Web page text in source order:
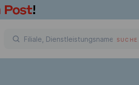
SUCHE